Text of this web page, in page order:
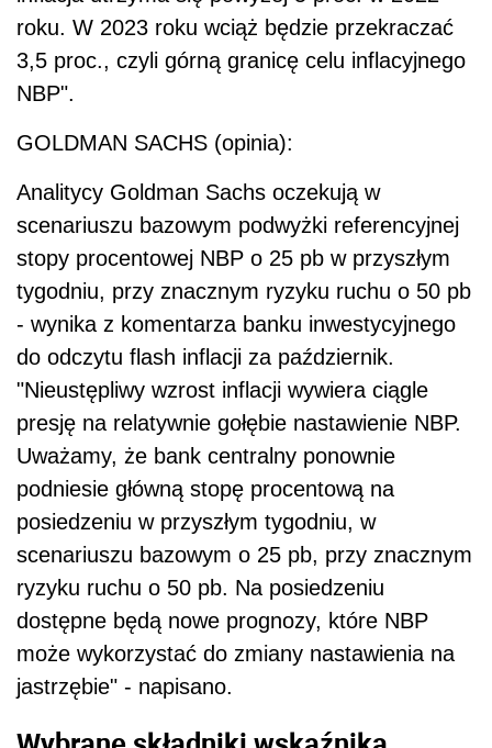
roku. W 2023 roku wciąż będzie przekraczać
3,5 proc., czyli górną granicę celu inflacyjnego
NBP".
GOLDMAN SACHS (opinia):
Analitycy Goldman Sachs oczekują w
scenariuszu bazowym podwyżki referencyjnej
stopy procentowej NBP o 25 pb w przyszłym
tygodniu, przy znacznym ryzyku ruchu o 50 pb
- wynika z komentarza banku inwestycyjnego
do odczytu flash inflacji za październik.
"Nieustępliwy wzrost inflacji wywiera ciągle
presję na relatywnie gołębie nastawienie NBP.
Uważamy, że bank centralny ponownie
podniesie główną stopę procentową na
posiedzeniu w przyszłym tygodniu, w
scenariuszu bazowym o 25 pb, przy znacznym
ryzyku ruchu o 50 pb. Na posiedzeniu
dostępne będą nowe prognozy, które NBP
może wykorzystać do zmiany nastawienia na
jastrzębie" - napisano.